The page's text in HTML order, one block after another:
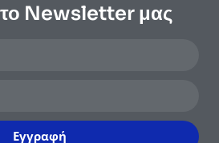
Newsletter μας
Εγγραφή